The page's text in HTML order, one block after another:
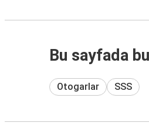
Bu sayfada
Otogarlar SSS